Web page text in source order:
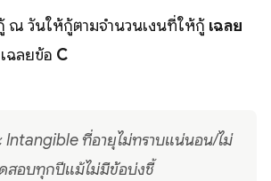
ณ วันให้กู้ตามจำนวนเงินที่ให้กู้ เฉลย
เฉลยข้อ C
ที่อายุไม่ทราบแน่นอน/ไม่
สอบทุกปีแม้ไม่มีข้อบ่งชี้